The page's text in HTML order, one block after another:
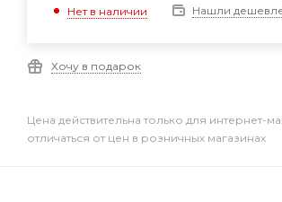
Нет в наличии Нашли
Хочу в подарок
Цена действительна только для интернет-
отличаться от цен в розничных магазинах